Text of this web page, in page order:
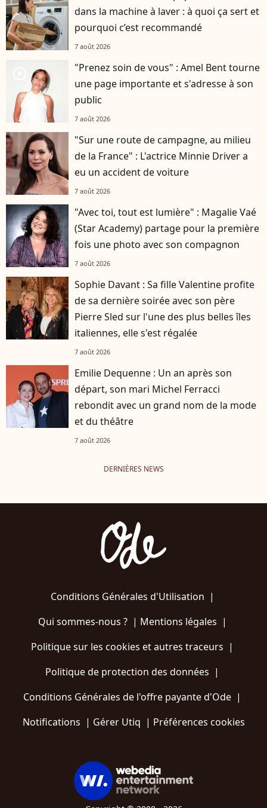
dans la machine à laver : à quoi ça sert et
pourquoi c’est recommandé
7 août 2026
"Prenez soin de vous" : Amel Bent tourne
une page importante et s'adresse à son
public
7 août 2026
"Sur une route de campagne, au milieu
de la France" : L'actrice Minnie Driver a
eu un accident de voiture
7 août 2026
"Avec toi, tout est lumière" : Magalie Vaé
(Star Academy) partage pour la première
fois une photo avec son compagnon
7 août 2026
Sophie Davant : Sa fille Valentine profite
de sa dernière soirée avec son père
Pierre Sled sur l'une des plus belles îles
italiennes, elle s'est régalée
7 août 2026
Emilie Dequenne : Un an après son
départ, son mari Michel Ferracci
rebondit avec un grand nom de la mode
et du théâtre
7 août 2026
DERNIÈRES NEWS
Conditions Générales d'Utilisation |
Qui sommes-nous ?| Mentions légales |
Politique sur les cookies et autres traceurs |
Politique de protection des données |
Conditions Générales de l'offre payante d'Ode |
Notifications | Gérer Utiq | Préférences cookies